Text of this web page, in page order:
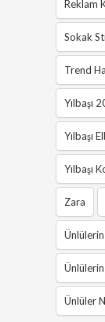
Reklam
Sokak
Trend
Yılbaşı
Yılbaşı
Yılbaşı
Zara
Ünlüler